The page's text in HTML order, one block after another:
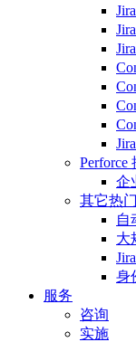
Perforce
企
其它热
自
大
身
服务
咨询
实施